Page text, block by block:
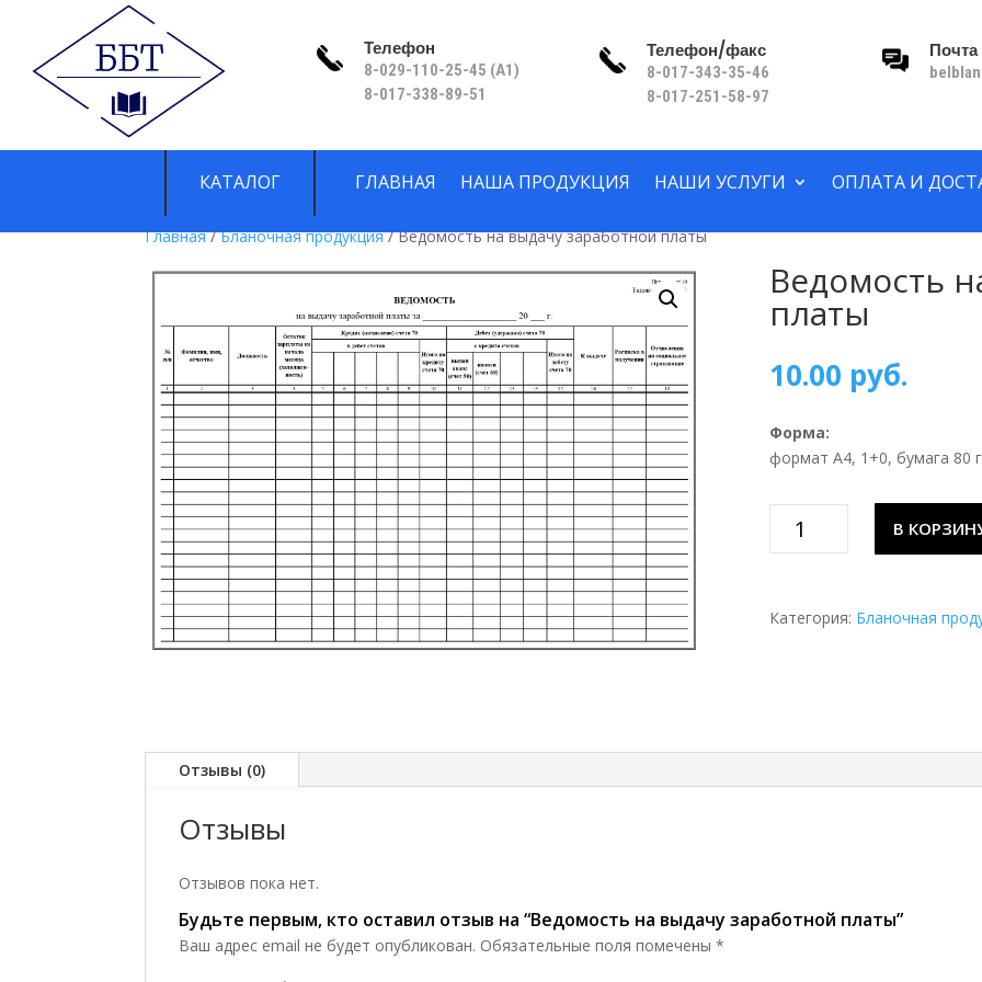
Телефон
8-029-110-25-45 (A1)
8-017-338-89-51
Телефон/факс
8-017-343-35-46
8-017-251-58-97
Почта
КАТАЛОГ ГЛАВНАЯ НАША ПРОДУКЦИЯ НАШИ УСЛУГИ ОПЛАТА И
Главная/Бланочная продукция/ Ведомость на выдачу заработной платы
Ведомость
платы
10.00 руб.
Форма:
формат А4, 1+0, бумага 80
товара
выдачу
В
Категория: Бланочная
Отзывы (0)
Отзывы
Отзывов пока нет.
Будьте первым, кто оставил отзыв на “Ведомость на выдачу заработной платы”
Ваш адрес email не будет опубликован. Обязательные поля помечены *